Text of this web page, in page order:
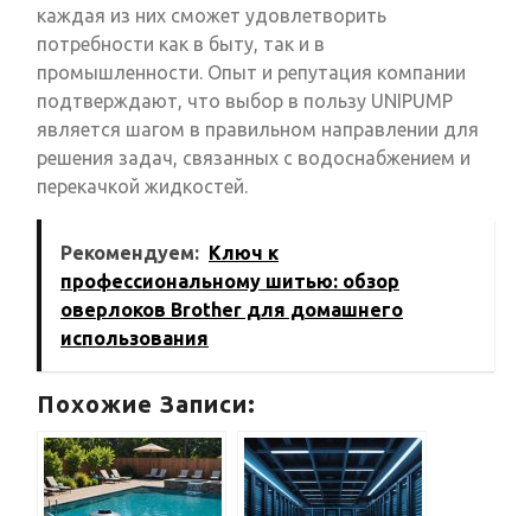
каждая из них сможет удовлетворить
потребности как в быту, так и в
промышленности. Опыт и репутация компании
подтверждают, что выбор в пользу UNIPUMP
является шагом в правильном направлении для
решения задач, связанных с водоснабжением и
перекачкой жидкостей.
Рекомендуем:
Ключ к
профессиональному шитью: обзор
оверлоков Brother для домашнего
использования
Похожие Записи: